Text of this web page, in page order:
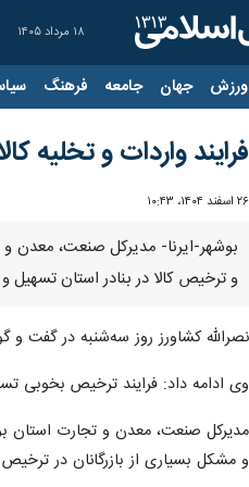
۱۸ مرداد ۱۴۰۵
ورزش جهان جامعه فرهنگ
فرایند واردات و تخلیه
۲۶ اسفند ۱۴۰۴، ۱۰:۴۳